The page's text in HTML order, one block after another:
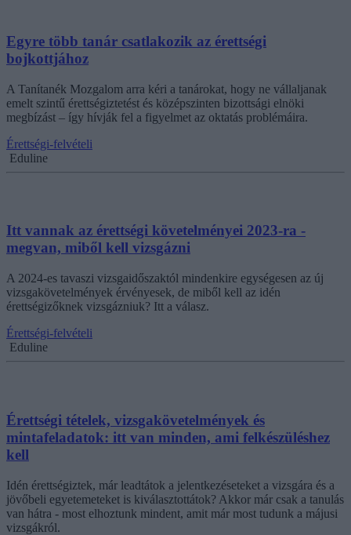
Egyre több tanár csatlakozik az érettségi
bojkottjához
A Tanítanék Mozgalom arra kéri a tanárokat, hogy ne vállaljanak
emelt szintű érettségiztetést és középszinten bizottsági elnöki
megbízást – így hívják fel a figyelmet az oktatás problémáira.
Érettségi-felvételi
Eduline
Itt vannak az érettségi követelményei 2023-ra -
megvan, miből kell vizsgázni
A 2024-es tavaszi vizsgaidőszaktól mindenkire egységesen az új
vizsgakövetelmények érvényesek, de miből kell az idén
érettségizőknek vizsgázniuk? Itt a válasz.
Érettségi-felvételi
Eduline
Érettségi tételek, vizsgakövetelmények és
mintafeladatok: itt van minden, ami felkészüléshez
kell
Idén érettségiztek, már leadtátok a jelentkezéseteket a vizsgára és a
jövőbeli egyetemeteket is kiválasztottátok? Akkor már csak a tanulás
van hátra - most elhoztunk mindent, amit már most tudunk a májusi
vizsgákról.